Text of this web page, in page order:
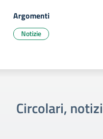
Argomenti
Notizie
Circolari,